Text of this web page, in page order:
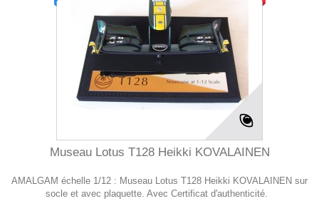
Museau Lotus T128 Heikki KOVALAINEN
AMALGAM échelle 1/12 : Museau Lotus T128 Heikki KOVALAINEN sur
socle et avec plaquette. Avec Certificat d'authenticité.